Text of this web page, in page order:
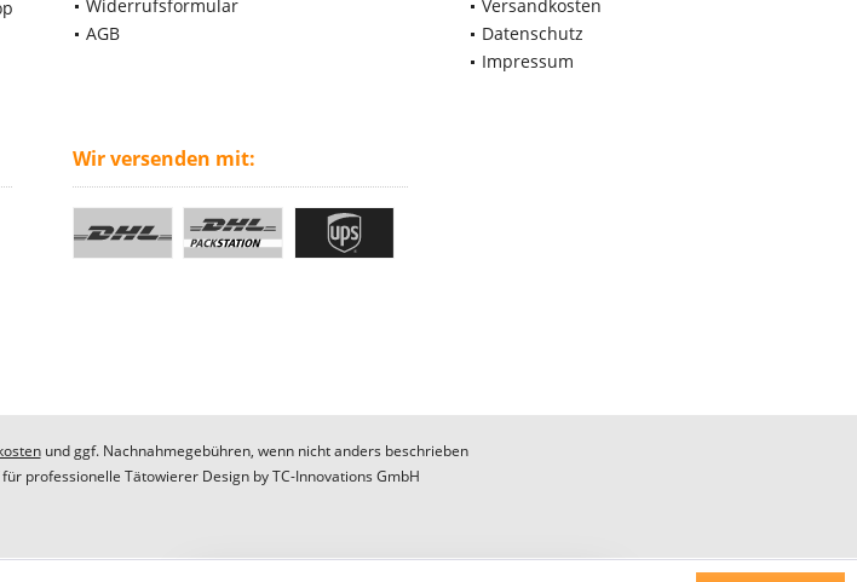
Widerrufsformular
AGB
Versandkosten
Datenschutz
Impressum
Wir versenden mit:
und ggf. Nachnahmegebühren, wenn nicht anders beschrieben
professionelle Tätowierer Design byTC-Innovations GmbH